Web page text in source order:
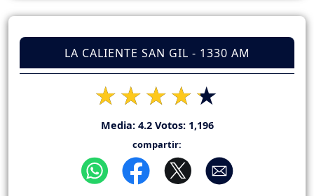
LA CALIENTE SAN GIL - 1330 AM
Media: 4.2Votos: 1,196
compartir: